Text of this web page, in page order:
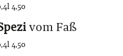
4,50
vom Faß
4,50